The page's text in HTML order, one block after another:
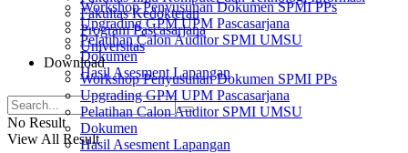
Workshop Penyusunan Dokumen SPMI PPs
Upgrading GPM UPM Pascasarjana
Pelatihan Calon Auditor SPMI UMSU
Dokumen
Hasil Asesment Lapangan
No Result
View All Result
Fakultas Kedokteran
Program Pascasarjana
Universitas
Download
Workshop Penyusunan Dokumen SPMI PPs
Upgrading GPM UPM Pascasarjana
Pelatihan Calon Auditor SPMI UMSU
Dokumen
Hasil Asesment Lapangan